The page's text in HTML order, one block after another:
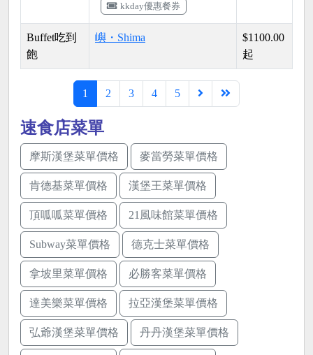
kkday優惠餐券
Buffet吃到
飽
嶼・Shima
$1100.00
起
1 2 3 4 5
速食店菜單
摩斯漢堡菜單價格 麥當勞菜單價格
肯德基菜單價格 漢堡王菜單價格
頂呱呱菜單價格 21風味館菜單價格
Subway菜單價格 德克士菜單價格
拿坡里菜單價格 必勝客菜單價格
達美樂菜單價格 拉亞漢堡菜單價格
弘爺漢堡菜單價格 丹丹漢堡菜單價格